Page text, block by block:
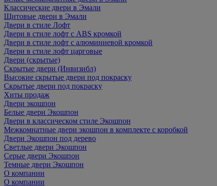
Классические двери в Эмали
Щитовые двери в Эмали
Двери в стиле Лофт
Двери в стиле лофт с ABS кромкой
Двери в стиле лофт с алюминиевой кромкой
Двери в стиле лофт царговые
Двери (скрытые)
Скрытые двери (Инвизибл)
Высокие скрытые двери под покраску
Скрытые двери под покраску
Хиты продаж
Двери экошпон
Белые двери Экошпон
Двери в классическом стиле Экошпон
Межкомнатные двери экошпон в комплекте с коробкой
Двери Экошпон под дерево
Светлые двери Экошпон
Серые двери Экошпон
Темные двери Экошпон
О компании
О компании